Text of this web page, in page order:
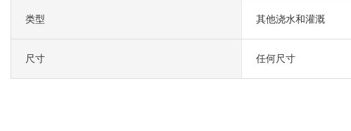
类型 其他浇水和灌溉
尺寸 任何尺寸